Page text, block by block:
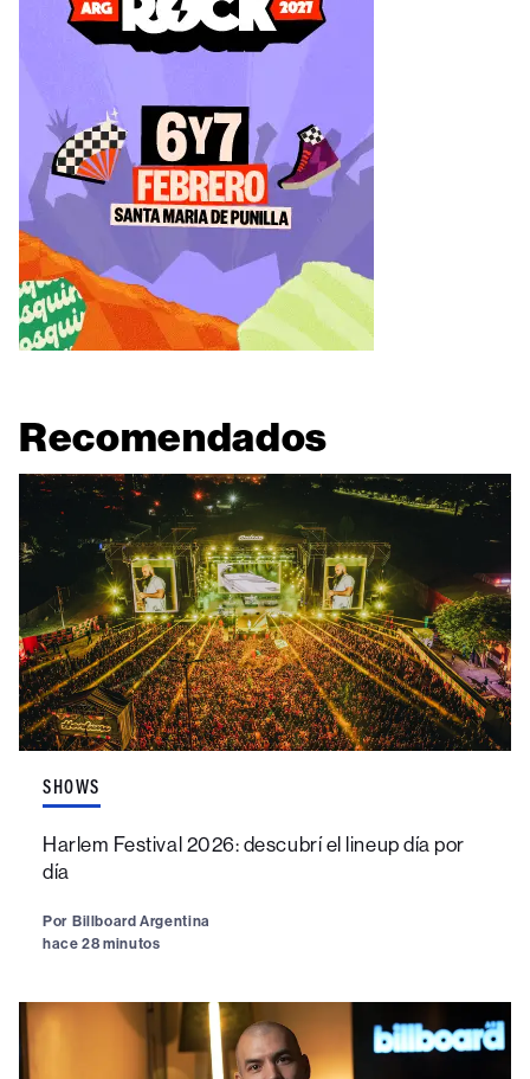
Recomendados
SHOWS
Harlem Festival 2026: descubrí el lineup día por
día
Por Billboard Argentina
hace 28 minutos